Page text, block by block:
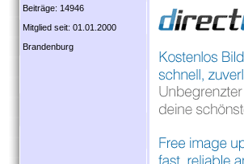
Beiträge: 14946
Mitglied seit: 01.01.2000
Brandenburg